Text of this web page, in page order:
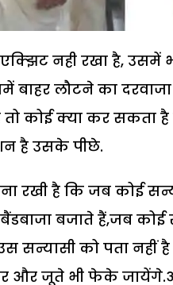
नही रखा है,
बाहर लौटने का
तो कोई क्या कर
है उसके पीछे.
है कि जब कोई
बजाते हैं,जब
उस सन्यासी को पता
और जूते भी फेके